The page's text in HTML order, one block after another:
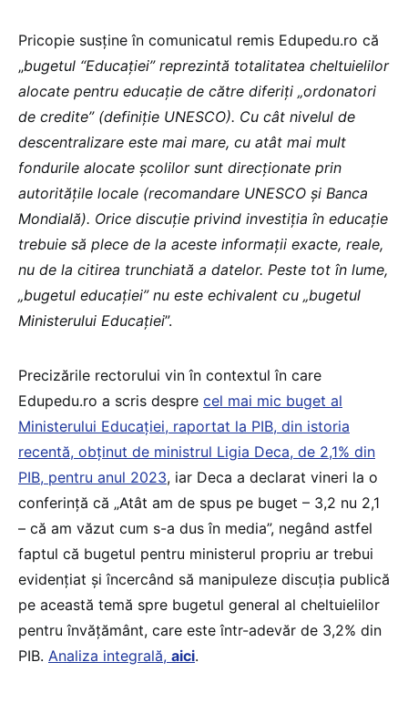
Pricopie susține în comunicatul remis Edupedu.ro că
„bugetul “Educației” reprezintă totalitatea cheltuielilor
alocate pentru educație de către diferiți „ordonatori
de credite” (definiție UNESCO). Cu cât nivelul de
descentralizare este mai mare, cu atât mai mult
fondurile alocate școlilor sunt direcționate prin
autoritățile locale (recomandare UNESCO și Banca
Mondială). Orice discuție privind investiția în educație
trebuie să plece de la aceste informații exacte, reale,
nu de la citirea trunchiată a datelor. Peste tot în lume,
„bugetul educației” nu este echivalent cu „bugetul
Ministerului Educației”.
Precizările rectorului vin în contextul în care
Edupedu.ro a scris despre cel mai mic buget al
Ministerului Educației, raportat la PIB, din istoria
recentă, obținut de ministrul Ligia Deca, de 2,1% din
PIB, pentru anul 2023, iar Deca a declarat vineri la o
conferință că „Atât am de spus pe buget – 3,2 nu 2,1
– că am văzut cum s-a dus în media”, negând astfel
faptul că bugetul pentru ministerul propriu ar trebui
evidențiat și încercând să manipuleze discuția publică
pe această temă spre bugetul general al cheltuielilor
pentru învățământ, care este într-adevăr de 3,2% din
PIB. Analiza integrală, aici.